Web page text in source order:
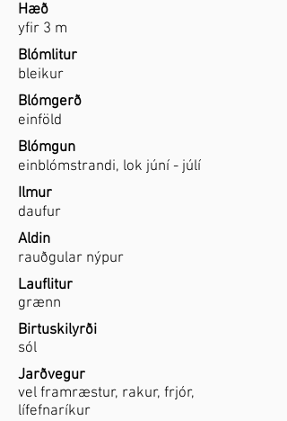
Hæð
yfir 3 m
Blómlitur
bleikur
Blómgerð
einföld
Blómgun
einblómstrandi, lok júní - júlí
Ilmur
daufur
Aldin
rauðgular nýpur
Lauflitur
grænn
Birtuskilyrði
sól
Jarðvegur
vel framræstur, rakur, frjór,
lífefnaríkur